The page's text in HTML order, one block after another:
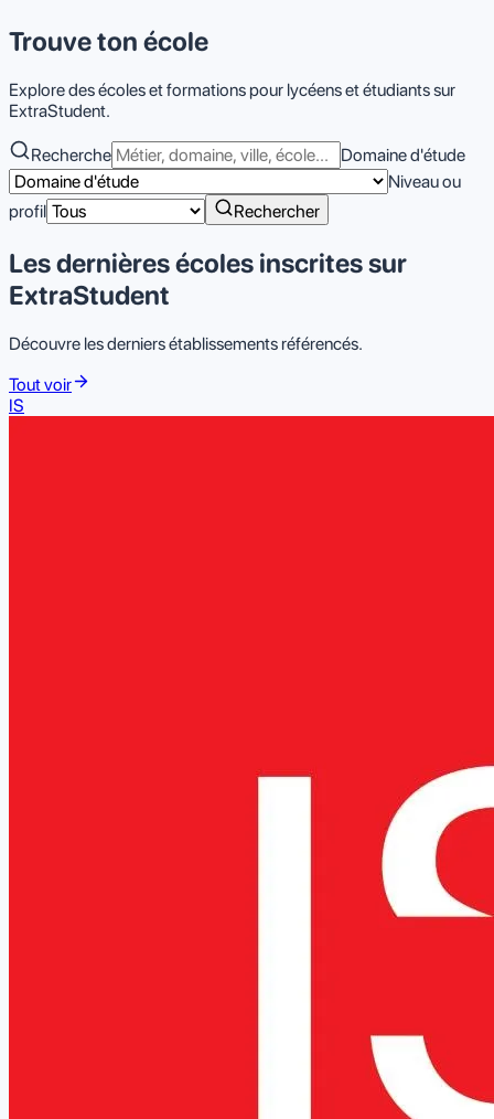
Trouveton école
Explore des écoles et formations pour lycéens et étudiants sur
ExtraStudent.
Recherche
Domaine d'étude
Niveau ou
profil
Rechercher
Les dernières écoles inscrites sur
ExtraStudent
Découvre les derniers établissements référencés.
Tout voir
IS